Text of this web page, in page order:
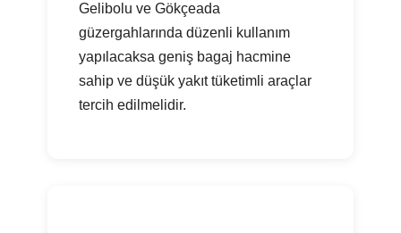
Gelibolu ve Gökçeada
güzergahlarında düzenli kullanım
yapılacaksa geniş bagaj hacmine
sahip ve düşük yakıt tüketimli araçlar
tercih edilmelidir.